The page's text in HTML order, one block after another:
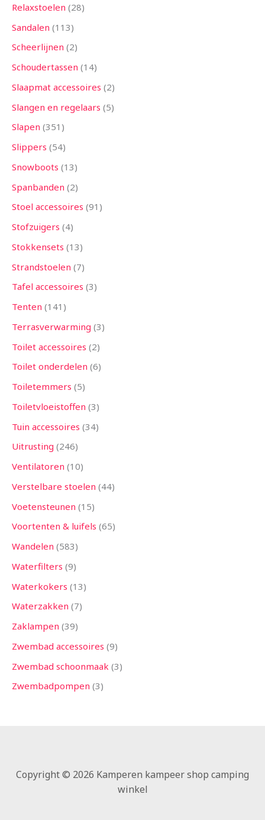
Relaxstoelen 28
Sandalen 113
Scheerlijnen 2
Schoudertassen 14
Slaapmat accessoires 2
Slangen en regelaars 5
Slapen 351
Slippers 54
Snowboots 13
Spanbanden 2
Stoel accessoires 91
Stofzuigers 4
Stokkensets 13
Strandstoelen 7
Tafel accessoires 3
Tenten 141
Terrasverwarming 3
Toilet accessoires 2
Toilet onderdelen 6
Toiletemmers 5
Toiletvloeistoffen 3
Tuin accessoires 34
Uitrusting 246
Ventilatoren 10
Verstelbare stoelen 44
Voetensteunen 15
Voortenten & luifels 65
Wandelen 583
Waterfilters 9
Waterkokers 13
Waterzakken 7
Zaklampen 39
Zwembad accessoires 9
Zwembad schoonmaak 3
Zwembadpompen 3
Copyright © 2026 Kamperen kampeer shop camping
winkel